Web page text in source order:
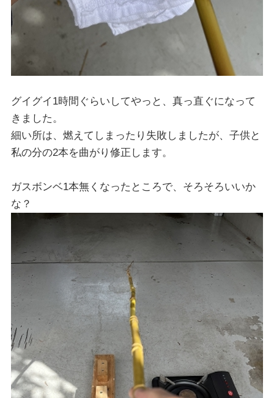
グイグイ1時間ぐらいしてやっと、真っ直ぐになって
きました。
細い所は、燃えてしまったり失敗しましたが、子供と
私の分の2本を曲がり修正します。
ガスボンベ1本無くなったところで、そろそろいいか
な？